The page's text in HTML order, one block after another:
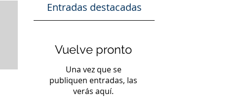
Entradas destacadas
Vuelve pronto
Una vez que se
publiquen entradas, las
verás aquí.